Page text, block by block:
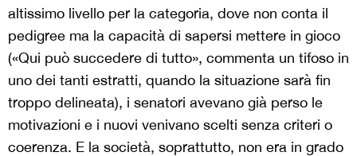
altissimo livello per la categoria, dove non conta il
pedigree ma la capacità di sapersi mettere in gioco
(«Qui può succedere di tutto», commenta un tifoso in
uno dei tanti estratti, quando la situazione sarà fin
troppo delineata), i senatori avevano già perso le
motivazioni e i nuovi venivano scelti senza criteri o
coerenza. E la società, soprattutto, non era in grado